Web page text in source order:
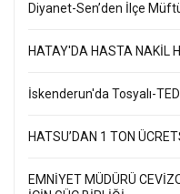
Diyanet-Sen’den İlçe
HATAY'DA HASTA NAKİL
İskenderun'da Tosyalı-
HATSU’DAN 1 TON
EMNİYET MÜDÜRÜ